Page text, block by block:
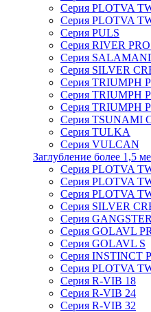
Серия PLOTVA
Серия PLOTVA
Серия PULS
Серия RIVER
Серия
Серия SILVER
Серия TRIUMPH
Серия TRIUMPH
Серия TRIUMPH
Серия TSUNAMI
Серия TULKA
Серия VULCAN
Заглубление более 1,5
Серия PLOTVA
Серия PLOTVA
Серия PLOTVA
Серия SILVER
Серия GANGSTER
Серия GOLAVL
Серия GOLAVL S
Серия INSTINCT
Серия PLOTVA
Серия R-VIB 18
Серия R-VIB 24
Серия R-VIB 32